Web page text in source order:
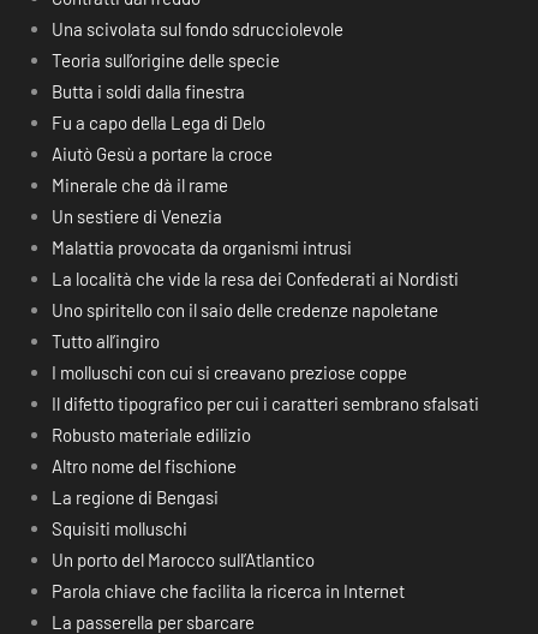
Una scivolata sul fondo sdrucciolevole
Teoria sull’origine delle specie
Butta i soldi dalla finestra
Fu a capo della Lega di Delo
Aiutò Gesù a portare la croce
Minerale che dà il rame
Un sestiere di Venezia
Malattia provocata da organismi intrusi
La località che vide la resa dei Confederati ai Nordisti
Uno spiritello con il saio delle credenze napoletane
Tutto all’ingiro
I molluschi con cui si creavano preziose coppe
Il difetto tipografico per cui i caratteri sembrano sfalsati
Robusto materiale edilizio
Altro nome del fischione
La regione di Bengasi
Squisiti molluschi
Un porto del Marocco sull’Atlantico
Parola chiave che facilita la ricerca in Internet
La passerella per sbarcare